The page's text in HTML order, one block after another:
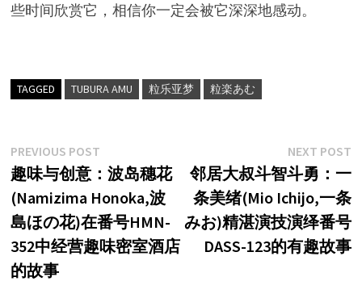
些时间欣赏它，相信你一定会被它深深地感动。
TAGGED TUBURA AMU 粒乐亚梦 粒楽あむ
文
章
导
航
PREVIOUS POSTPrevious
post:
趣味与创意：波岛穗花
(Namizima Honoka,波
島ほの花)在番号HMN-
352中经营趣味密室酒店
的故事
NEXT POST
邻居大叔斗智斗勇：一
条美绪(Mio Ichijo,一条
みお)精湛演技演绎番号
DASS-123的有趣故事